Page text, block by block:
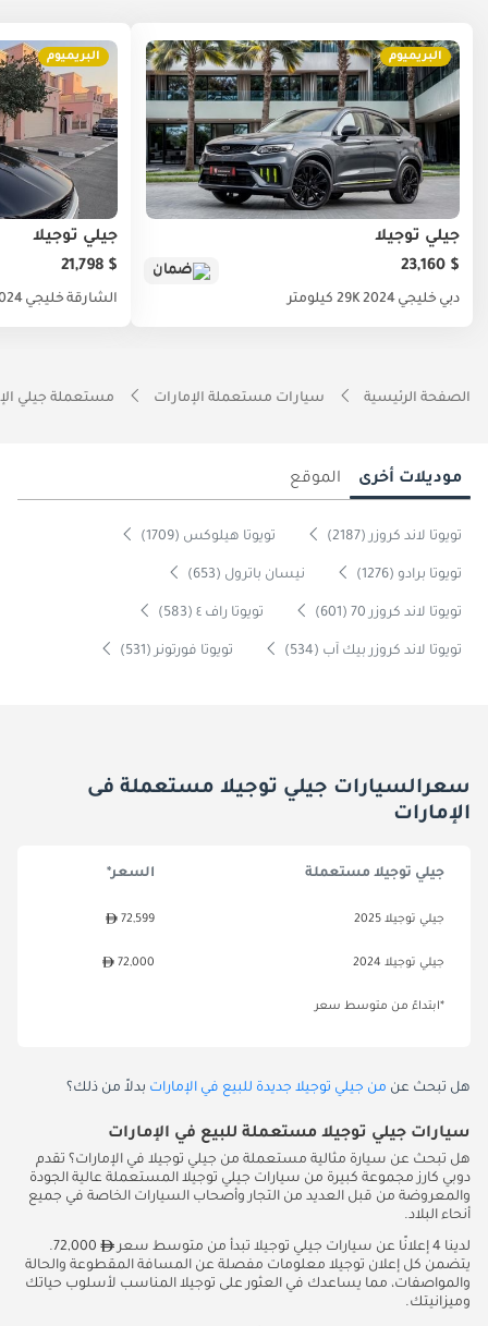
البريميوم
جيلي توجيلا
$ 23,160
ضمان
دبي خليجي 202429K كيلومتر
البريميوم
جيلي توجيلا
$ 21,798
الشارقة خليجي
الصفحة الرئيسية سيارات مستعملة الإمارات مستعملة جيلي
موديلات أخرى الموقع
تويوتا لاند كروزر (2187) تويوتا هيلوكس (1709)
تويوتا برادو (1276) نيسان باترول (653)
تويوتا لاند كروزر 70 (601) تويوتا راف ٤ (583)
تويوتا لاند كروزر بيك آب (534) تويوتا فورتونر (531)
سعرالسيارات جيلي توجيلا مستعملة فى
الإمارات
جيلي توجيلا مستعملة السعر*
جيلي توجيلا 2025 72,599
جيلي توجيلا 2024 72,000
*ابتداءً من متوسط سعر
هل تبحث عن من جيلي توجيلا جديدة للبيع في الإمارات بدلاً من ذلك؟
سيارات جيلي توجيلا مستعملة للبيع في الإمارات
هل تبحث عن سيارة مثالية مستعملة من جيلي توجيلا في الإمارات؟ تقدم
دوبي كارز مجموعة كبيرة من سيارات جيلي توجيلا المستعملة عالية الجودة
والمعروضة من قبل العديد من التجار وأصحاب السيارات الخاصة في جميع
أنحاء البلاد.
لدينا 4 إعلانًا عن سيارات جيلي توجيلا تبدأ من متوسط سعر
72,000.
يتضمن كل إعلان توجيلا معلومات مفصلة عن المسافة المقطوعة والحالة
والمواصفات، مما يساعدك في العثور على توجيلا المناسب لأسلوب حياتك
وميزانيتك.